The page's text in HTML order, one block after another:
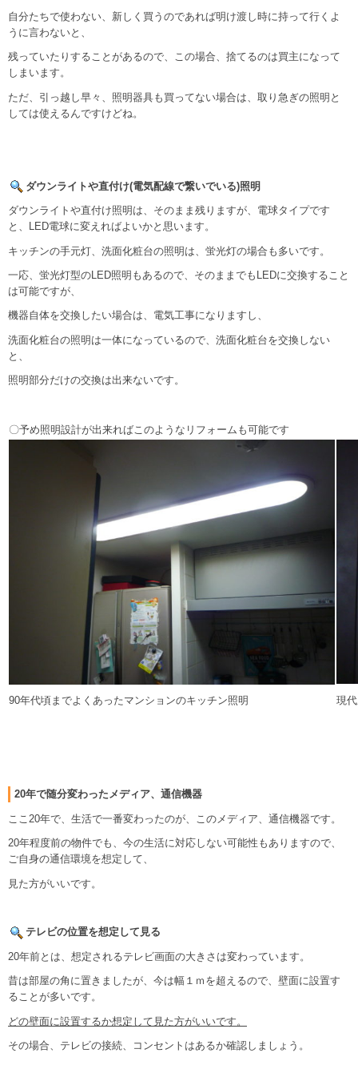
自分たちで使わない、新しく買うのであれば明け渡し時に持って行くよ
うに言わないと、
残っていたりすることがあるので、この場合、捨てるのは買主になって
しまいます。
ただ、引っ越し早々、照明器具も買ってない場合は、取り急ぎの照明と
しては使えるんですけどね。
ダウンライトや直付け(電気配線で繋いでいる)照明
ダウンライトや直付け照明は、そのまま残りますが、電球タイプです
と、LED電球に変えればよいかと思います。
キッチンの手元灯、洗面化粧台の照明は、蛍光灯の場合も多いです。
一応、蛍光灯型のLED照明もあるので、そのままでもLEDに交換すること
は可能ですが、
機器自体を交換したい場合は、電気工事になりますし、
洗面化粧台の照明は一体になっているので、洗面化粧台を交換しない
と、
照明部分だけの交換は出来ないです。
〇予め照明設計が出来ればこのようなリフォームも可能です
90年代頃までよくあったマンションのキッチン照明 現
20年で随分変わったメディア、通信機器
ここ20年で、生活で一番変わったのが、このメディア、通信機器です。
20年程度前の物件でも、今の生活に対応しない可能性もありますので、
ご自身の通信環境を想定して、
見た方がいいです。
テレビの位置を想定して見る
20年前とは、想定されるテレビ画面の大きさは変わっています。
昔は部屋の角に置きましたが、今は幅１ｍを超えるので、壁面に設置す
ることが多いです。
どの壁面に設置するか想定して見た方がいいです。
その場合、テレビの接続、コンセントはあるか確認しましょう。